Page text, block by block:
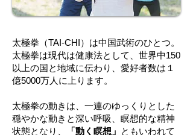
太極拳（TAI-CHI）は中国武術のひとつ。
太極拳は現代は健康法として、世界中150
以上の国と地域に伝わり、愛好者数は１
億5000万人に上ります。
太極拳の動きは、一連のゆっくりとした
穏やかな動きと深い呼吸、瞑想的な精神
状態となり、
「動く瞑想」 ともいわれて